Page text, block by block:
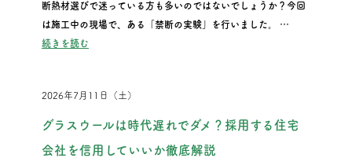
断熱材選びで迷っている方も多いのではないでしょうか？今回
は施工中の現場で、ある「禁断の実験」を行いました。 …
続きを読む“『話題の断熱材「セルロースファイバー」の驚きの裏側を大
2026年7月11日（土）
グラスウールは時代遅れでダメ？採用する住宅
会社を信用していいか徹底解説